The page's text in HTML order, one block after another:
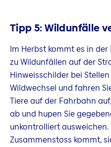
Tipp 5: Wildunfälle
Im Herbst kommt es in
zu Wildunfällen auf der
Hinweisschilder bei
Wildwechsel und fahren
Tiere auf der Fahrbahn
ab und hupen Sie
unkontrolliert ausweichen.
Zusammenstoss kommt,